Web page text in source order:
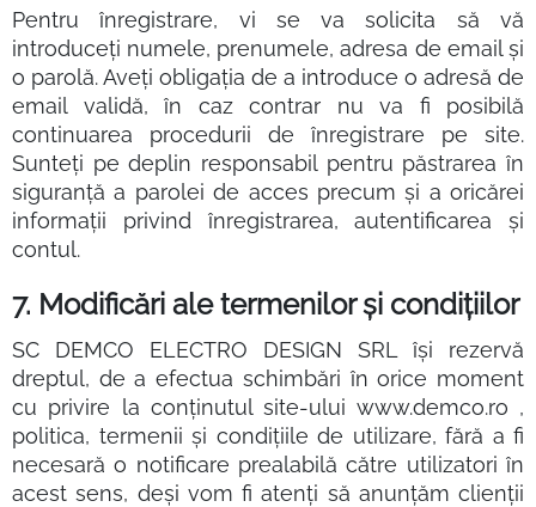
Pentru înregistrare, vi se va solicita să vă
introduceți numele, prenumele, adresa de email și
o parolă. Aveți obligația de a introduce o adresă de
email validă, în caz contrar nu va fi posibilă
continuarea procedurii de înregistrare pe site.
Sunteți pe deplin responsabil pentru păstrarea în
siguranță a parolei de acces precum și a oricărei
informații privind înregistrarea, autentificarea și
contul.
7. Modificări ale termenilor și condițiilor
SC DEMCO ELECTRO DESIGN SRL își rezervă
dreptul, de a efectua schimbări în orice moment
cu privire la conținutul site-ului www.demco.ro ,
politica, termenii și condițiile de utilizare, fără a fi
necesară o notificare prealabilă către utilizatori în
acest sens, deși vom fi atenți să anunțăm clienții